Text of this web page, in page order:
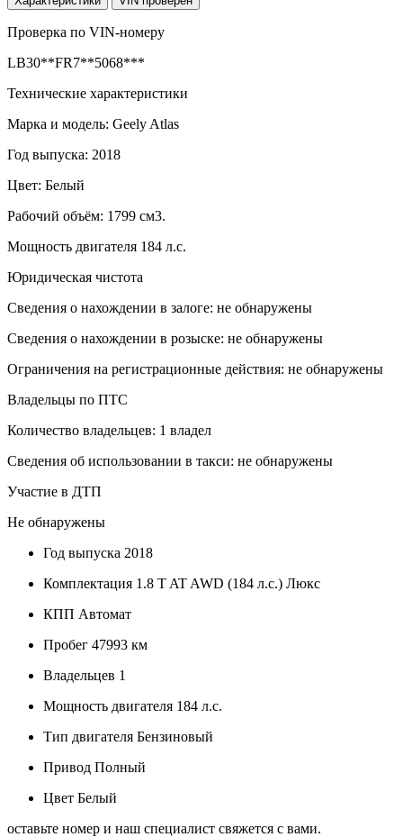
Проверка по VIN-номеру
LB30**FR7**5068***
Технические характеристики
Марка и модель: Geely Atlas
Год выпуска: 2018
Цвет: Белый
Рабочий объём: 1799 см3.
Мощность двигателя 184 л.с.
Юридическая чистота
Сведения о нахождении в залоге: не обнаружены
Сведения о нахождении в розыске: не обнаружены
Ограничения на регистрационные действия: не обнаружены
Владельцы по ПТС
Количество владельцев: 1 владел
Сведения об использовании в такси: не обнаружены
Участие в ДТП
Не обнаружены
Год выпуска 2018
Комплектация 1.8 T AT AWD (184 л.с.) Люкс
КПП Автомат
Пробег 47993 км
Владельцев 1
Мощность двигателя 184 л.с.
Тип двигателя Бензиновый
Привод Полный
Цвет Белый
оставьте номер и наш специалист свяжется с вами.